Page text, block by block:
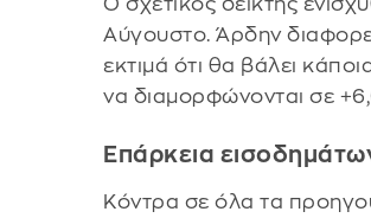
Αύγουστο. Άρδην
εκτιμά ότι θα βάλει
να διαμορφώνονται σε
Επάρκεια
Κόντρα σε όλα τα